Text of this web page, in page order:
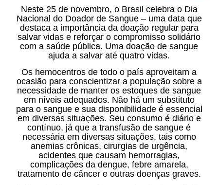
Neste 25 de novembro, o Brasil celebra o Dia
Nacional do Doador de Sangue – uma data que
destaca a importância da doação regular para
salvar vidas e reforçar o compromisso solidário
com a saúde pública. Uma doação de sangue
ajuda a salvar até quatro vidas.
Os hemocentros de todo o país aproveitam a
ocasião para conscientizar a população sobre a
necessidade de manter os estoques de sangue
em níveis adequados. Não há um substituto
para o sangue e sua disponibilidade é essencial
em diversas situações. Seu consumo é diário e
contínuo, já que a transfusão de sangue é
necessária em diversas situações, tais como
anemias crônicas, cirurgias de urgência,
acidentes que causam hemorragias,
complicações da dengue, febre amarela,
tratamento de câncer e outras doenças graves.